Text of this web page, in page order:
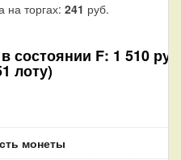
на торгах: 241 руб.
состоянии F: 1 510
лоту)
монеты